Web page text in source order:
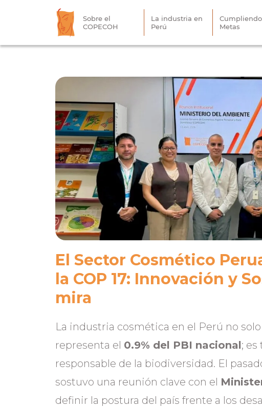
Sobre el
COPECOH
La industria en
Perú
Cumpliendo
Metas
El Sector Cosmético
la COP 17: Innovación y
mira
La industria cosmética en el Perú no
representa el 0.9% del PBI nacional;
responsable de la biodiversidad. El
sostuvo una reunión clave con el
definir la postura del país frente a los